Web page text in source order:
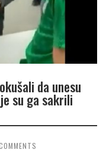
da unesu
su ga sakrili